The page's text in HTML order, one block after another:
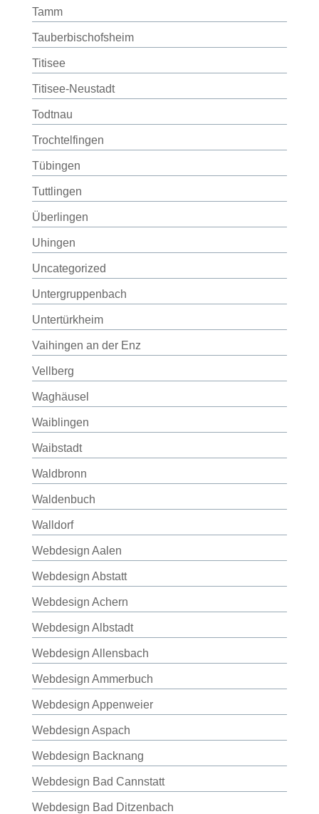
Tamm
Tauberbischofsheim
Titisee
Titisee-Neustadt
Todtnau
Trochtelfingen
Tübingen
Tuttlingen
Überlingen
Uhingen
Uncategorized
Untergruppenbach
Untertürkheim
Vaihingen an der Enz
Vellberg
Waghäusel
Waiblingen
Waibstadt
Waldbronn
Waldenbuch
Walldorf
Webdesign Aalen
Webdesign Abstatt
Webdesign Achern
Webdesign Albstadt
Webdesign Allensbach
Webdesign Ammerbuch
Webdesign Appenweier
Webdesign Aspach
Webdesign Backnang
Webdesign Bad Cannstatt
Webdesign Bad Ditzenbach